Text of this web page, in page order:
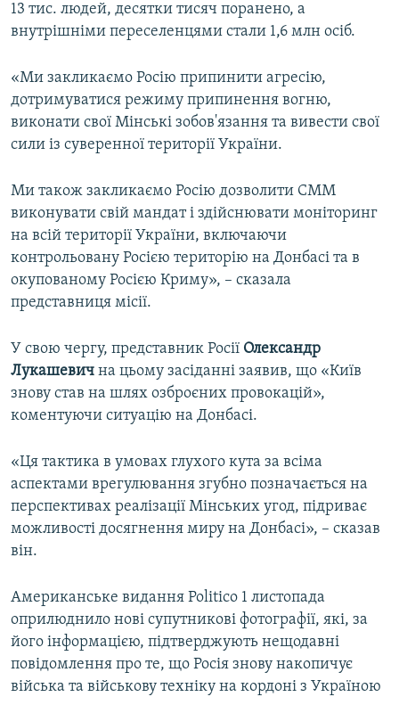
13 тис. людей, десятки тисяч поранено, а
внутрішніми переселенцями стали 1,6 млн осіб.
«Ми закликаємо Росію припинити агресію,
дотримуватися режиму припинення вогню,
виконати свої Мінські зобов'язання та вивести свої
сили із суверенної території України.
Ми також закликаємо Росію дозволити СММ
виконувати свій мандат і здійснювати моніторинг
на всій території України, включаючи
контрольовану Росією територію на Донбасі та в
окупованому Росією Криму», – сказала
представниця місії.
У свою чергу, представник Росії Олександр
Лукашевич на цьому засіданні заявив, що «Київ
знову став на шлях озброєних провокацій»,
коментуючи ситуацію на Донбасі.
«Ця тактика в умовах глухого кута за всіма
аспектами врегулювання згубно позначається на
перспективах реалізації Мінських угод, підриває
можливості досягнення миру на Донбасі», – сказав
він.
Американське видання Politico 1 листопада
оприлюднило нові супутникові фотографії, які, за
його інформацією, підтверджують нещодавні
повідомлення про те, що Росія знову накопичує
війська та військову техніку на кордоні з Україною